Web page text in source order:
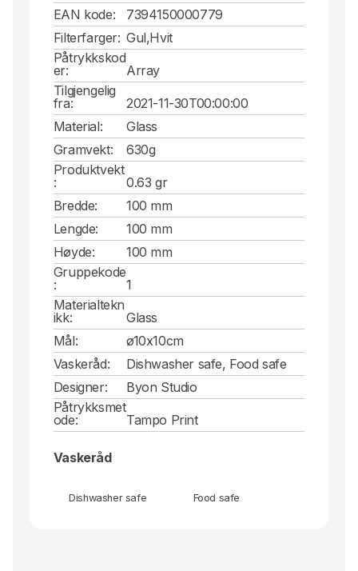
EAN kode:
7394150000779
Filterfarger: Gul,Hvit
Påtrykkskod
er:
Array
Tilgjengelig
fra:
2021-11-30T00:00:00
Material:
Glass
Gramvekt:
630g
Produktvekt
:
0.63 gr
Bredde:
100 mm
Lengde:
100 mm
Høyde:
100 mm
Gruppekode
:
1
Materialtekn
ikk:
Glass
Mål:
ø10x10cm
Vaskeråd:
Dishwasher safe, Food safe
Designer:
Byon Studio
Påtrykksmet
ode:
Tampo Print
Vaskeråd
Dishwasher safe Food safe